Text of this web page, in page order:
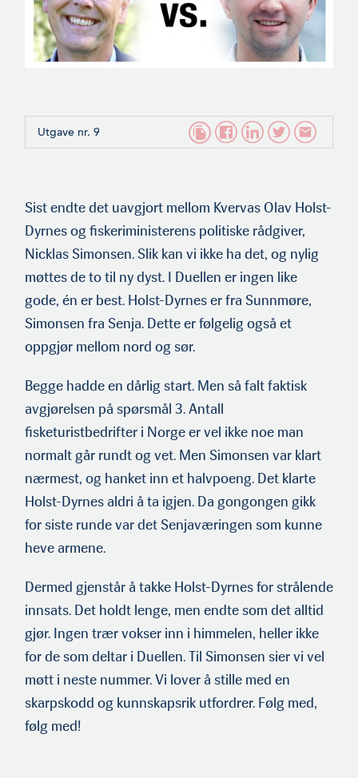
Utgave nr. 9
Sist endte det uavgjort mellom Kvervas Olav Holst-
Dyrnes og fiskeriministerens politiske rådgiver,
Nicklas Simonsen. Slik kan vi ikke ha det, og nylig
møttes de to til ny dyst. I Duellen er ingen like
gode, én er best. Holst-Dyrnes er fra Sunnmøre,
Simonsen fra Senja. Dette er følgelig også et
oppgjør mellom nord og sør.
Begge hadde en dårlig start. Men så falt faktisk
avgjørelsen på spørsmål 3. Antall
fisketuristbedrifter i Norge er vel ikke noe man
normalt går rundt og vet. Men Simonsen var klart
nærmest, og hanket inn et halvpoeng. Det klarte
Holst-Dyrnes aldri å ta igjen. Da gongongen gikk
for siste runde var det Senjaværingen som kunne
heve armene.
Dermed gjenstår å takke Holst-Dyrnes for strålende
innsats. Det holdt lenge, men endte som det alltid
gjør. Ingen trær vokser inn i himmelen, heller ikke
for de som deltar i Duellen. Til Simonsen sier vi vel
møtt i neste nummer. Vi lover å stille med en
skarpskodd og kunnskapsrik utfordrer. Følg med,
følg med!